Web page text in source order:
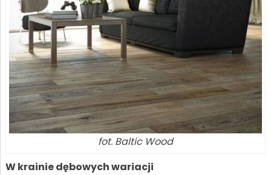
fot. Baltic Wood
W krainie dębowych wariacji